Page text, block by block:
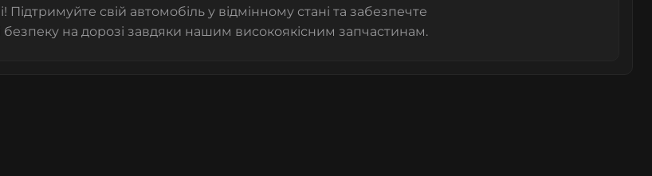
Підтримуйте свій автомобіль у відмінному стані та забезпечте
безпеку на дорозі завдяки нашим високоякісним запчастинам.